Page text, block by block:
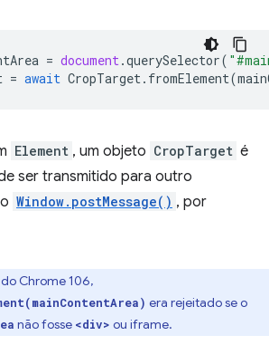
= document .querySelector(
= await CropTarget . fromElement(
Element , um objeto CropTarget é
ser transmitido para outro
Window.postMessage() , por
Chrome 106,
era rejeitado se o
não fosse <div> ou iframe.